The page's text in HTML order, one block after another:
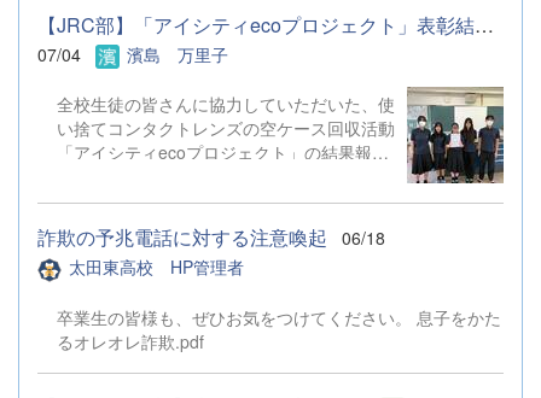
ました。講師の方々からいただいた多方面か
らのご指摘のおかげで、生徒たちは様々な気
づきを得ることができたようです。今後の探
ができました。 （7月17日（金）の上毛新聞
にも掲載されています。） 【生徒から
の感想（一部抜粋）】 今回の太東探究学で
対して自分たちが考えていた視野がとても広
がりました。お金の面、建設面、衛生面だっ
たりと様々なためになる情報を、専門家の方
から意...
認されました。 また、今後も期生会による
懇親会の開催が確認されました。 今回の懇
親会「東の十会～Just Age Meeting～」は
生が幹事長となり、179名の参加者を集め、
盛大に開催されました。 特に今回の目玉企
画である「仮装での参加」 にはたくさんの
た。 最後には、 次回(R9年6月26日)幹事長
の11期生に 青藍同窓会旗が渡され、 次回は
300人での開催を目指します！と宣言されま
した。 次回も皆様のご参加をお待ちしてお
【JRC部】「アイシティecoプロジェクト」表彰結果のお知らせ
07/04 濱島 万里子
全校生徒の皆さんに協力していただいた、使
い捨てコンタクトレンズの空ケース回収活動
「アイシティecoプロジェクト」の結果報告
することができました。空ケースの売却代金
は、ふたたび視力を取り戻そうと願われる
方々のために、全額が日本アイバンクに寄付
されます。 今回、部員全員で朝の呼びかけ
た。ご協力ありがとうございました。
詐欺の予兆電話に対する注意喚起
06/18
太田東高校 HP管理者
卒業生の皆様も、ぜひお気をつけてください。 息子をかた
るオレオレ詐欺.pdf